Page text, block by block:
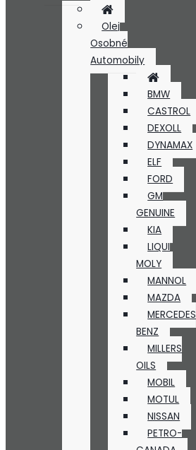
Olej
Osobné
Automobily
BMW
CASTROL
DEXOLL
DYNAMAX
ELF
FORD
GM
GENUINE
KIA
LIQUI
MOLY
MANNOL
MAZDA
MERCEDES
BENZ
MILLERS
OILS
MOBIL
MOTUL
NISSAN
PETRO-